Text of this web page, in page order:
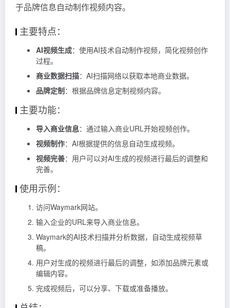
于品牌信息自动制作视频内容。
主要特点：
AI视频生成：使用AI技术自动制作视频，简化视频创作
过程。
商业数据扫描：AI扫描网络以获取本地商业数据。
品牌定制：根据品牌信息定制视频内容。
主要功能：
导入商业信息：通过输入商业URL开始视频创作。
视频制作：AI根据提供的信息自动生成视频。
视频完善：用户可以对AI生成的视频进行最后的调整和
完善。
使用示例：
访问Waymark网站。
输入企业的URL来导入商业信息。
Waymark的AI技术扫描并分析数据，自动生成视频草
稿。
用户对生成的视频进行最后的调整，如添加品牌元素或
编辑内容。
完成视频后，可以分享、下载或准备播放。